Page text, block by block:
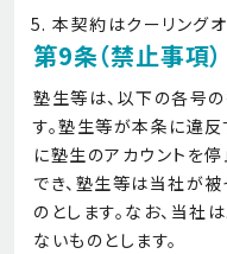
本契約はクーリングオ
第9条（禁止事項）
塾生等は、以下の各号
す。塾生等が本条に違
に塾生のアカウントを
でき、塾生等は当社が
のとします。なお、当
ないものとします。